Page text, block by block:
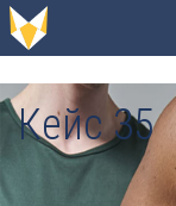
Кейс 35